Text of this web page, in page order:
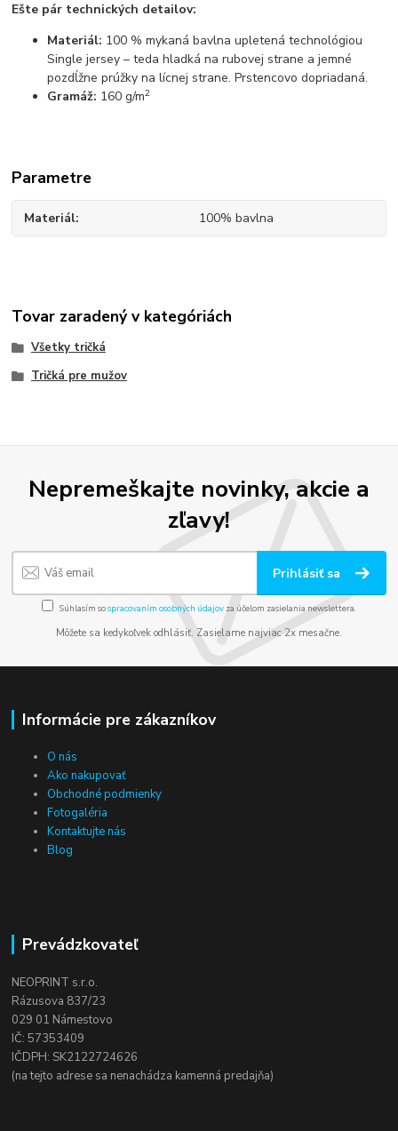
Ešte pár technických detailov:
Materiál: 100 % mykaná bavlna upletená technológiou
Single jersey – teda hladká na rubovej strane a jemné
pozdĺžne prúžky na lícnej strane. Prstencovo dopriadaná.
Gramáž: 160 g/m2
Parametre
Materiál 100% bavlna
Tovar zaradený v kategóriách
Všetky tričká
Tričká pre mužov
Nepremeškajte novinky, akcie a
zľavy!
Prihlásiť sa
Súhlasím sospracovaním osobných údajov za účelom zasielania newslettera.
Môžete sa kedykoľvek odhlásiť. Zasielame najviac 2x mesačne.
Informácie pre zákazníkov
O nás
Ako nakupovať
Obchodné podmienky
Fotogaléria
Kontaktujte nás
Blog
Prevádzkovateľ
NEOPRINT s.r.o.
Rázusova 837/23
029 01 Námestovo
IČ: 57353409
IČDPH: SK2122724626
(na tejto adrese sa nenachádza kamenná predajňa)